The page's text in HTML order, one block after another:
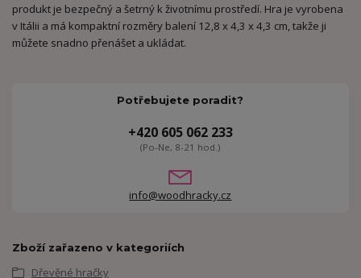
produkt je bezpečný a šetrný k životnímu prostředí. Hra je vyrobena
v Itálii a má kompaktní rozměry balení 12,8 x 4,3 x 4,3 cm, takže ji
můžete snadno přenášet a ukládat.
Potřebujete poradit?
+420 605 062 233
(Po-Ne, 8-21 hod.)
info@woodhracky.cz
Zboží zařazeno v kategoriích
Dřevěné hračky